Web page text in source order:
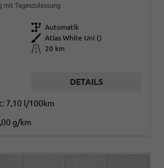
mit Tageszulassung
Getriebe Automatik
Außenfarbe
Atlas White Uni ()
Kilometerstand
20 km
DETAILS
7,10 l/100km
g/km